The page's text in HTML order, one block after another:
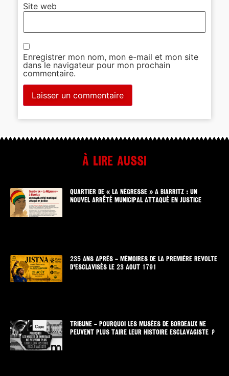
Site web
Enregistrer mon nom, mon e-mail et mon site
dans le navigateur pour mon prochain
commentaire.
À lire aussi
QUARTIER DE « LA NÉGRESSE » A BIARRITZ : UN
NOUVEL ARRÊTÉ MUNICIPAL ATTAQUÉ EN JUSTICE
235 ANS APRÈS – MÉMOIRES DE LA PREMIÈRE REVOLTE
D’ESCLAVISÉS LE 23 AOUT 1791
TRIBUNE – POURQUOI LES MUSÉES DE BORDEAUX NE
PEUVENT PLUS TAIRE LEUR HISTOIRE ESCLAVAGISTE ?